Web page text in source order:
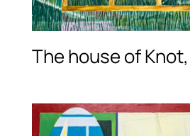
The house of